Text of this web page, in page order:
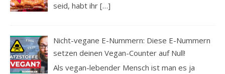
seid, habt ihr[…]
Nicht-vegane E-Nummern: Diese E-Nummern
setzen deinen Vegan-Counter auf Null!
Als vegan-lebender Mensch ist man es ja